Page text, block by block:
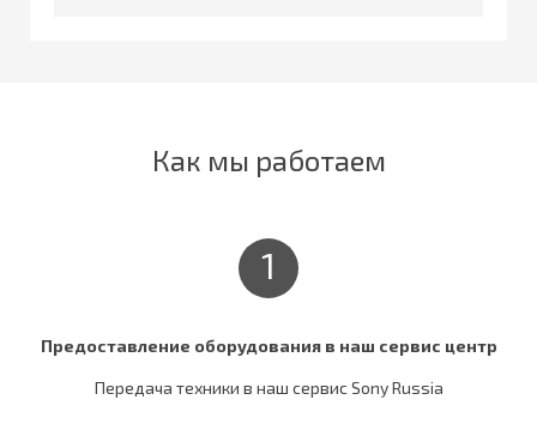
Как мы работаем
1
Предоставление оборудования в наш сервис центр
Передача техники в наш сервис Sony Russia